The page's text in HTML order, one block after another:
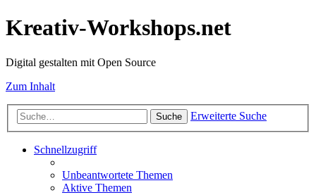
Kreativ-Workshops.net
Digital gestalten mit Open Source
Zum Inhalt
Suche Erweiterte Suche
Schnellzugriff
Unbeantwortete Themen
Aktive Themen